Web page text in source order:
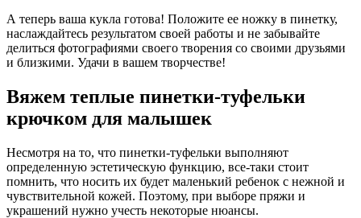
А теперь ваша кукла готова! Положите ее ножку в пинетку,
наслаждайтесь результатом своей работы и не забывайте
делиться фотографиями своего творения со своими друзьями
и близкими. Удачи в вашем творчестве!
Вяжем теплые пинетки-туфельки
крючком для малышек
Несмотря на то, что пинетки-туфельки выполняют
определенную эстетическую функцию, все-таки стоит
помнить, что носить их будет маленький ребенок с нежной и
чувствительной кожей. Поэтому, при выборе пряжи и
украшений нужно учесть некоторые нюансы.